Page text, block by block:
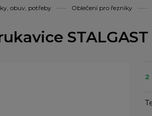
obuv, potřeby Oblečení pro řezníky
2